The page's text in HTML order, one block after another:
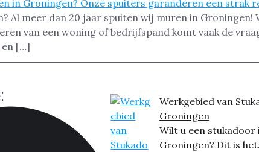
Al meer dan 20 jaar spuiten wij muren in
van een woning of bedrijfspand komt vaak de
en […]
Werkgebied van
Groningen
Wilt u een stukadoor
Groningen? Dit is